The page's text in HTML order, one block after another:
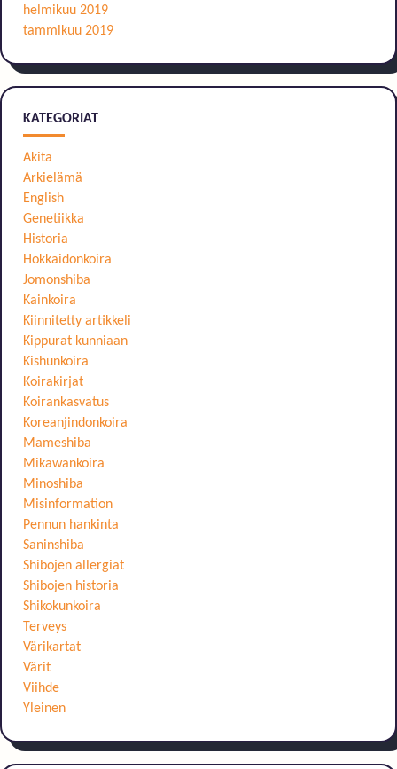
helmikuu 2019
tammikuu 2019
KATEGORIAT
Akita
Arkielämä
English
Genetiikka
Historia
Hokkaidonkoira
Jomonshiba
Kainkoira
Kiinnitetty artikkeli
Kippurat kunniaan
Kishunkoira
Koirakirjat
Koirankasvatus
Koreanjindonkoira
Mameshiba
Mikawankoira
Minoshiba
Misinformation
Pennun hankinta
Saninshiba
Shibojen allergiat
Shibojen historia
Shikokunkoira
Terveys
Värikartat
Värit
Viihde
Yleinen